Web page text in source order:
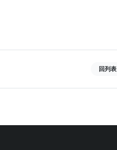
回列表